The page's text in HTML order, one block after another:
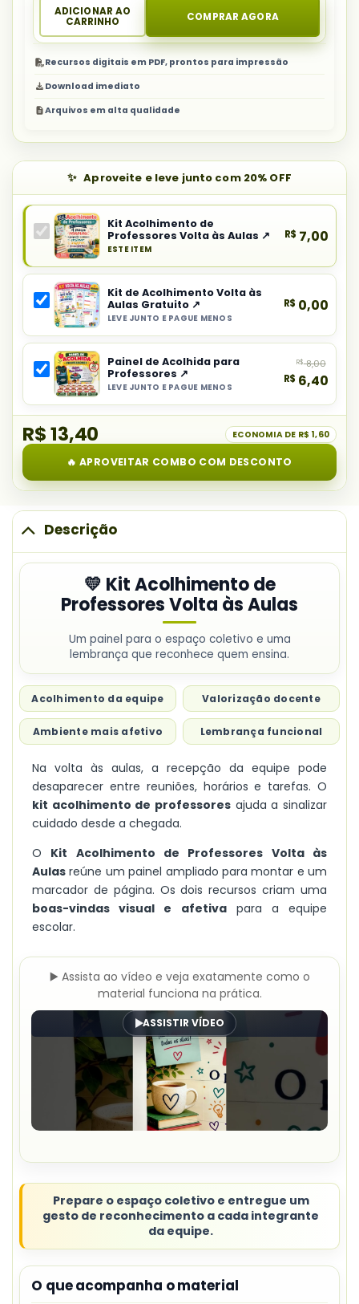
ADICIONAR AO
CARRINHO
COMPRAR AGORA
Recursos digitais em PDF, prontos para impressão
Download imediato
Arquivos em alta qualidade
Aproveite e leve junto com 20% OFF
Produto
principal
do
combo:
Kit
Acolhimento
de
Professores
Volta
às
Aulas
Kit Acolhimento de
Professores Volta às Aulas ↗
ESTE ITEM
R$ 7,00
Selecionar
item
do
combo:
Kit
de
Acolhimento
às
Aulas
Gratuito
Kit de Acolhimento Volta às
Aulas Gratuito ↗
LEVE JUNTO E PAGUE MENOS
R$ 0,00
Selecionar
item
do
de
Acolhida
para
Painel de Acolhida para
Professores ↗
LEVE JUNTO E PAGUE MENOS
R$8,00
R$ 6,40
R$ 13,40 ECONOMIA DE R$ 1,60
🔥 APROVEITAR COMBO COM DESCONTO
Descrição
💛 Kit Acolhimento de
Professores Volta às Aulas
Um painel para o espaço coletivo e uma
lembrança que reconhece quem ensina.
Acolhimento da equipe Valorização docente
Ambiente mais afetivo Lembrança funcional
Na volta às aulas, a recepção da equipe pode
desaparecer entre reuniões, horários e tarefas. O
kit acolhimento de professores ajuda a sinalizar
cuidado desde a chegada.
O Kit Acolhimento de Professores Volta às
Aulas reúne um painel ampliado para montar e um
marcador de página. Os dois recursos criam uma
boas-vindas visual e afetivapara a equipe
escolar.
▶️ Assista ao vídeo e veja exatamente como o
material funciona na prática.
ASSISTIR VÍDEO
Prepare o espaço coletivo e entregue um
gesto de reconhecimento a cada integrante
da equipe.
O que acompanha o material